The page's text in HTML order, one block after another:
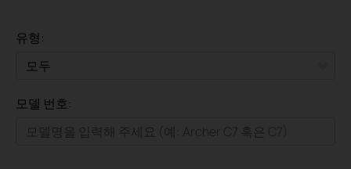
유형:
모두
모델 번호: